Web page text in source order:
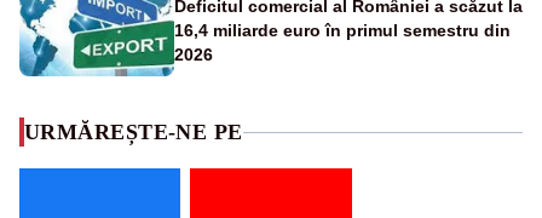
Deficitul comercial al României a scăzut la
16,4 miliarde euro în primul semestru din
2026
URMĂREȘTE-NE PE